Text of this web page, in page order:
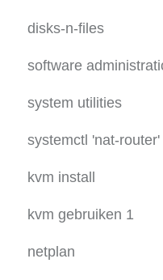
disks-n-files
grub
lvm2
software
system utilities
diverse commando's
systemctl 'nat-router'
kvm install
kvm gebruiken 1
netplan